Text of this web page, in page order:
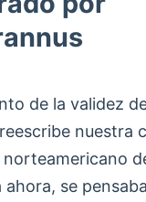
de la validez
nuestra
norteamericano
ahora, se